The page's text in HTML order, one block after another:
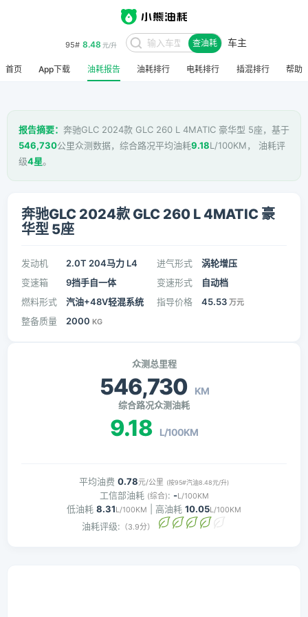
95# 8.48 元/升 查油耗 车主
首页 App下载 油耗报告 油耗排行 电耗排行 插混排行 帮助
报告摘要： 奔驰GLC 2024款 GLC 260 L 4MATIC 豪华型 5座，基于
546,730公里众测数据，综合路况平均油耗9.18L/100KM， 油耗评
级4星。
奔驰GLC 2024款 GLC 260 L 4MATIC 豪
华型 5座
发动机 2.0T 204马力 L4 进气形式
涡轮增压
变速箱
9挡手自一体 变速形式
自动档
燃料形式
汽油+48V轻混系统 指导价格 45.53 万元
整备质量 2000 KG
众测总里程
546,730 KM
综合路况众测油耗
9.18 L/100KM
平均油费 0.78元/公里 (按95#汽油8.48元/升)
工信部油耗 (综合): -L/100KM
低油耗 8.31L/100KM | 高油耗 10.05L/100KM
油耗评级: （3.9分）